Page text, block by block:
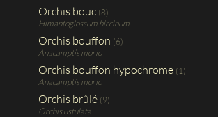
Orchis bouc (8)
Himantoglossum hircinum
Orchis bouffon (6)
Anacamptis morio
Orchis bouffon hypochrome (1)
Anacamptis morio
Orchis brûlé (9)
Orchis ustulata